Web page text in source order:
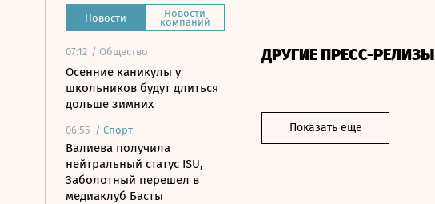
Новости Новости
компаний
07:12 / Общество
Осенние каникулы у
школьников будут длиться
дольше зимних
06:55 / Спорт
Валиева получила
нейтральный статус ISU,
Заболотный перешел в
медиаклуб Басты
ДРУГИЕ ПРЕСС-РЕЛИЗЫ
Показать еще